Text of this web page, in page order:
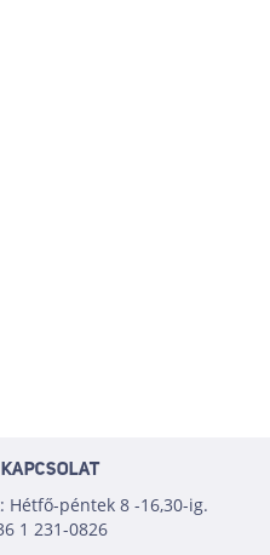
péntek 8 -16,30-ig.
1 231-0826